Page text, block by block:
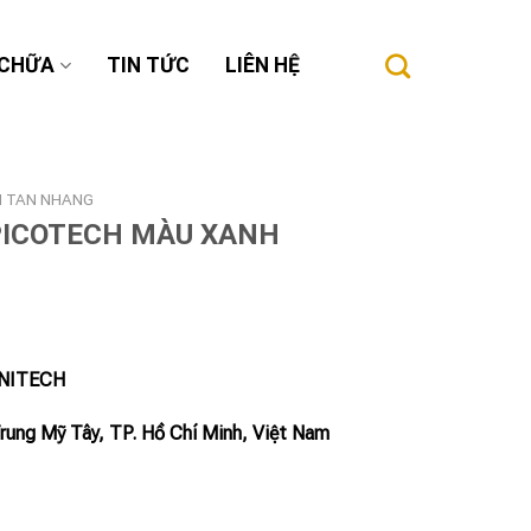
TIN TỨC LIÊN HỆ
TAN NHANG
MÀU XANH
Mỹ Tây, TP. Hồ Chí Minh, Việt Nam